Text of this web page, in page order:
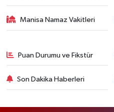
Manisa Namaz Vakitleri
Puan Durumu ve Fikstür
Son Dakika Haberleri